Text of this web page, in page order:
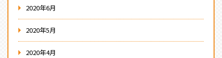
2020年6月
2020年5月
2020年4月